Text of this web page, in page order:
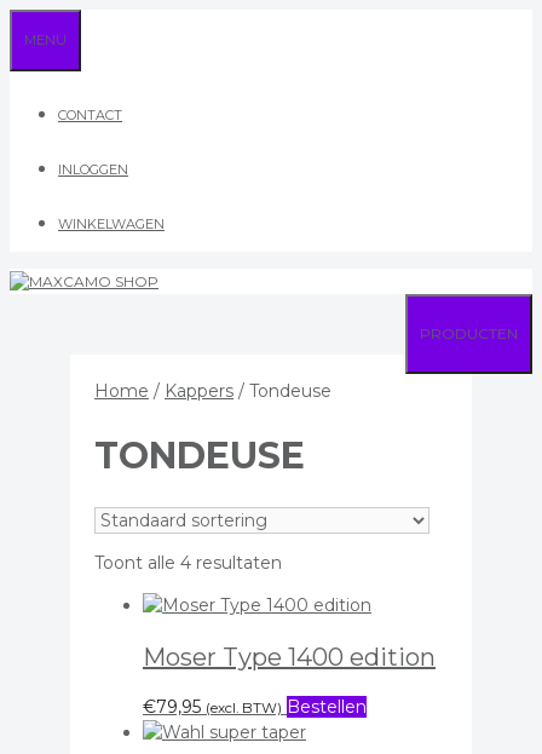
naar
de
MENU
CONTACT
INLOGGEN
WINKELWAGEN
PRODUCTEN
Home / Kappers / Tondeuse
TONDEUSE
Toont alle 4 resultaten
Moser Type 1400 edition
€79,95 (excl. BTW) Bestellen